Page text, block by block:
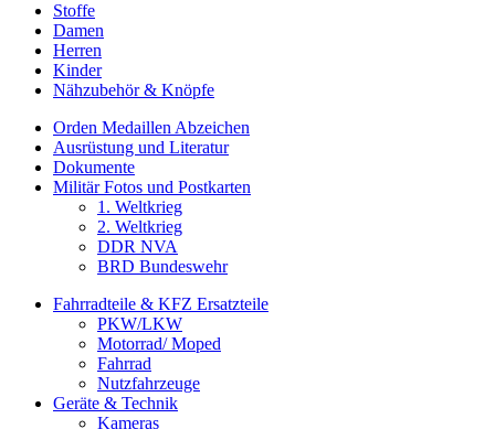
Stoffe
Damen
Herren
Kinder
Nähzubehör & Knöpfe
Orden Medaillen Abzeichen
Ausrüstung und Literatur
Dokumente
Militär Fotos und Postkarten
1. Weltkrieg
2. Weltkrieg
DDR NVA
BRD Bundeswehr
Fahrradteile & KFZ Ersatzteile
PKW/LKW
Motorrad/ Moped
Fahrrad
Nutzfahrzeuge
Geräte & Technik
Kameras